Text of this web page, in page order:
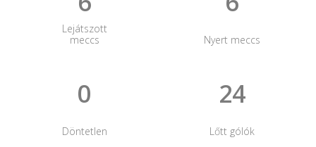
Lejátszott
meccs
Nyert meccs
0
Döntetlen
24
Lőtt gólók